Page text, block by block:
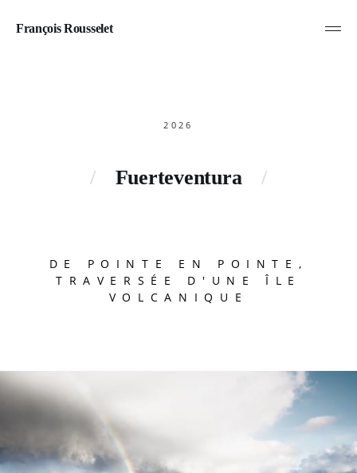
François Rousselet
2026
Fuerteventura
DE POINTE EN POINTE,
TRAVERSÉE D'UNE ÎLE
VOLCANIQUE